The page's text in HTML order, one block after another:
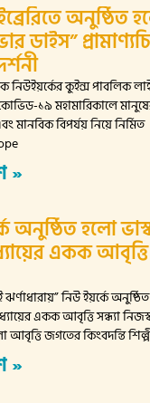
অনুষ্ঠিত
ডাইস”
নিউইয়র্কের কুইন্স পাবলিক
১৯ মহামারিকালে
মানবিক বিপর্যয় নিয়ে নির্মিত
»
অনুষ্ঠিত হলো
একক আবৃত্তি
নিউ ইয়র্কে
একক আবৃত্তি সন্ধ্যা
আবৃত্তি জগতের কিংবদন্তি
»